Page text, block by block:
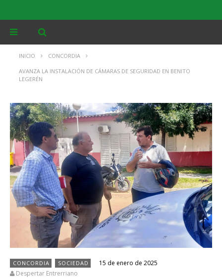
INICIO CONCORDIA
AVANZA LA INSTALACIÓN DE CÁMARAS DE SEGURIDAD EN BENITO
LEGERÉN
CONCORDIA SOCIEDAD
15 de enero de 2025
Despertar Entrerriano